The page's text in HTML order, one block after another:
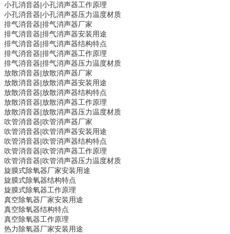
小孔消音器|小孔消声器工作原理
小孔消音器|小孔消声器压力温度材质
排气消音器|排气消声器厂家
排气消音器|排气消声器安装用途
排气消音器|排气消声器结构特点
排气消音器|排气消声器工作原理
排气消音器|排气消声器压力温度材质
放散消音器|放散消声器厂家
放散消音器|放散消声器安装用途
放散消音器|放散消声器结构特点
放散消音器|放散消声器工作原理
放散消音器|放散消声器压力温度材质
吹管消音器|吹管消声器厂家
吹管消音器|吹管消声器安装用途
吹管消音器|吹管消声器结构特点
吹管消音器|吹管消声器工作原理
吹管消音器|吹管消声器压力温度材质
旋膜式除氧器厂家安装用途
旋膜式除氧器结构特点
旋膜式除氧器工作原理
真空除氧器厂家安装用途
真空除氧器结构特点
真空除氧器工作原理
热力除氧器厂家安装用途